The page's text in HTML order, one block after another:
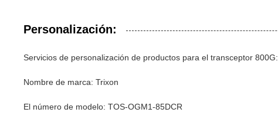
Personalización:
Servicios de personalización de productos para el transceptor 800G:
Nombre de marca: Trixon
El número de modelo: TOS-OGM1-85DCR